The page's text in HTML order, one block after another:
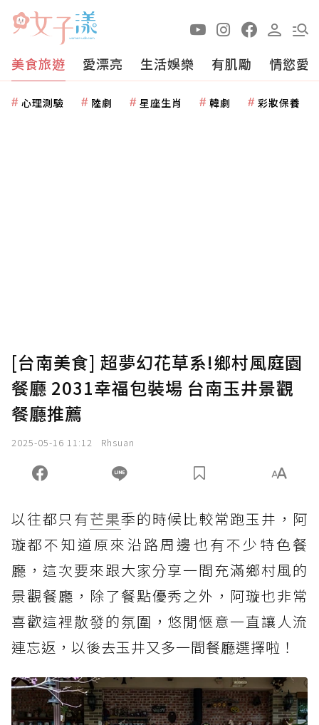
美食旅遊 愛漂亮 生活娛樂 有肌勵 情慾愛
心理測驗 陸劇 星座生肖 韓劇 彩妝保養
[台南美食] 超夢幻花草系!鄉村風庭園
餐廳 2031幸福包裝場 台南玉井景觀
餐廳推薦
2025-05-16 11:12 Rhsuan
以往都只有芒果季的時候比較常跑玉井，阿
璇都不知道原來沿路周邊也有不少特色餐
廳，這次要來跟大家分享一間充滿鄉村風的
景觀餐廳，除了餐點優秀之外，阿璇也非常
喜歡這裡散發的氛圍，悠閒愜意一直讓人流
連忘返，以後去玉井又多一間餐廳選擇啦！